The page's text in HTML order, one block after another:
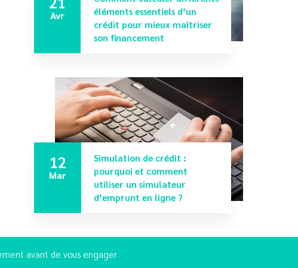
Avr
éléments essentiels d’un
crédit pour mieux maîtriser
son financement
12
Mar
Simulation de crédit :
pourquoi et comment
utiliser un simulateur
d’emprunt en ligne ?
avant de vous engager